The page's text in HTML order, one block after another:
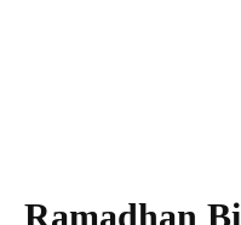
Ramadhan